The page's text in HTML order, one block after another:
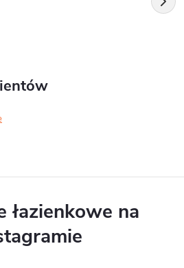
łazienkowe na